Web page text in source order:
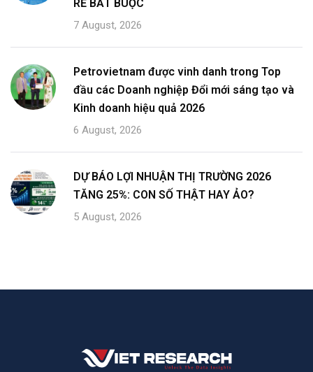
RẼ BẮT BUỘC
7 August, 2026
Petrovietnam được vinh danh trong Top
đầu các Doanh nghiệp Đổi mới sáng tạo và
Kinh doanh hiệu quả 2026
6 August, 2026
DỰ BÁO LỢI NHUẬN THỊ TRƯỜNG 2026
TĂNG 25%: CON SỐ THẬT HAY ẢO?
5 August, 2026